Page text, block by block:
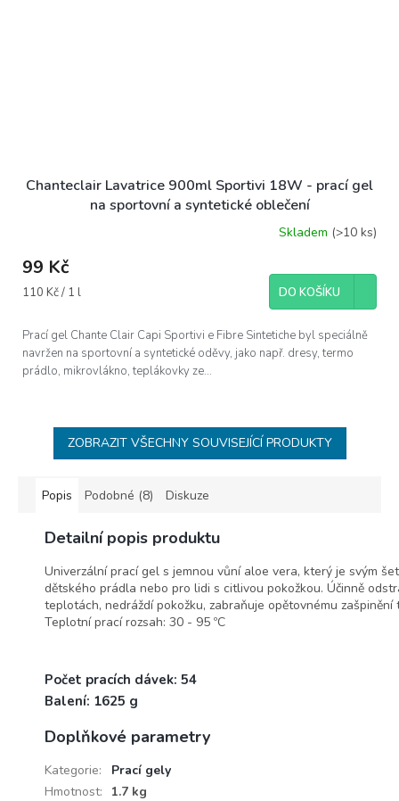
Chanteclair Lavatrice 900ml Sportivi 18W - prací gel
na sportovní a syntetické oblečení
Skladem (>10 ks)
99 Kč
Měrná
110 Kč / 1 l DO KOŠÍKU
Prací gel Chante Clair Capi Sportivi e Fibre Sintetiche byl speciálně
navržen na sportovní a syntetické oděvy, jako např. dresy, termo
prádlo, mikrovlákno, teplákovky ze...
ZOBRAZIT VŠECHNY SOUVISEJÍCÍ PRODUKTY
Popis Podobné (8) Diskuze
Detailní popis produktu
Univerzální prací gel s jemnou vůní aloe vera, který je svým
dětského prádla nebo pro lidi s citlivou pokožkou. Účinně
teplotách, nedráždí pokožku, zabraňuje opětovnému zašpinění
Teplotní prací rozsah: 30 - 95 ºC
Počet pracích dávek: 54
Balení: 1625 g
Doplňkové parametry
Kategorie:
Prací gely
Hmotnost: 1.7 kg